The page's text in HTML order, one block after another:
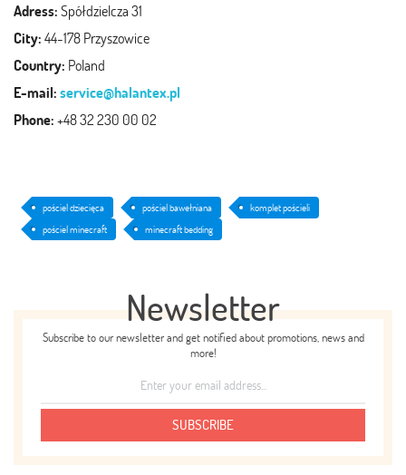
Adress:Spółdzielcza 31
City:44-178 Przyszowice
Country: Poland
E-mail:service@halantex.pl
Phone:+48 32 230 00 02
pościel dziecięca pościel bawełniana
komplet pościeli
pościel minecraft
minecraft bedding
Newsletter
Subscribe to our newsletter and get notified about promotions, news and
more!
SUBSCRIBE